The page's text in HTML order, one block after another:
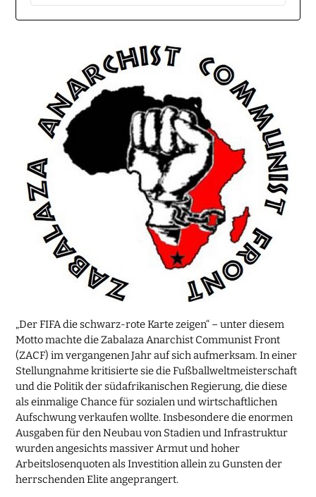
„Der FIFA die schwarz-rote Karte zeigen“ – unter diesem
Motto machte die Zabalaza Anarchist Communist Front
(ZACF) im vergangenen Jahr auf sich aufmerksam. In einer
Stellungnahme kritisierte sie die Fußballweltmeisterschaft
und die Politik der südafrikanischen Regierung, die diese
als einmalige Chance für sozialen und wirtschaftlichen
Aufschwung verkaufen wollte. Insbesondere die enormen
Ausgaben für den Neubau von Stadien und Infrastruktur
wurden angesichts massiver Armut und hoher
Arbeitslosenquoten als Investition allein zu Gunsten der
herrschenden Elite angeprangert.